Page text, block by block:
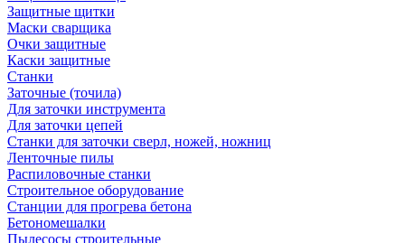
Защитные щитки
Маски сварщика
Очки защитные
Каски защитные
Станки
Заточные (точила)
Для заточки инструмента
Для заточки цепей
Станки для заточки сверл, ножей, ножниц
Ленточные пилы
Распиловочные станки
Строительное оборудование
Станции для прогрева бетона
Бетономешалки
Пылесосы строительные